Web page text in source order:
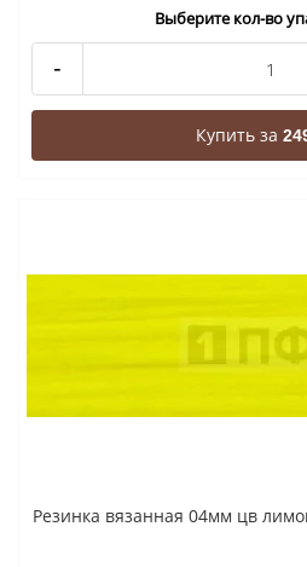
Выберите кол-во
-
Купить за
Резинка вязанная 04мм цв